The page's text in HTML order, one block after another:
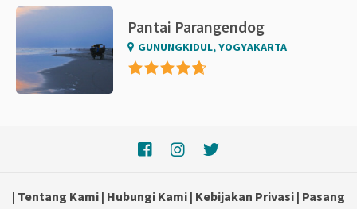
Pantai Parangendog
GUNUNGKIDUL, YOGYAKARTA
| Tentang Kami | Hubungi Kami | Kebijakan Privasi | Pasang